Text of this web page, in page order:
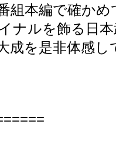
組本編で確か
ナルを飾る日
成を是非体感し